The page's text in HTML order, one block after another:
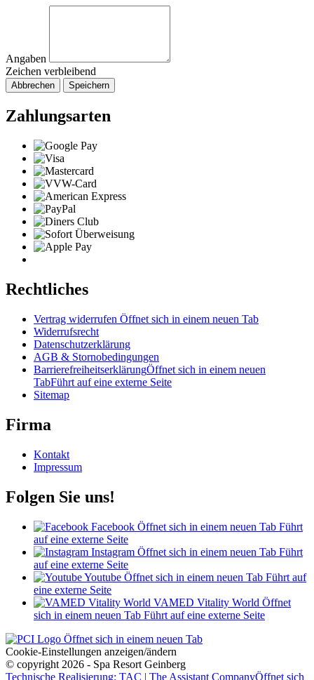
Angaben
Zeichen verbleibend
Abbrechen Speichern
Zahlungsarten
Rechtliches
Vertrag widerrufen Öffnet sich in einem neuen Tab
Widerrufsrecht
Datenschutzerklärung
AGB & Stornobedingungen
BarrierefreiheitserklärungÖffnet sich in einem neuen
TabFührt auf eine externe Seite
Sitemap
Firma
Kontakt
Impressum
Folgen Sie uns!
Facebook Öffnet sich in einem neuen Tab Führt
auf eine externe Seite
Instagram Öffnet sich in einem neuen Tab Führt
auf eine externe Seite
Youtube Öffnet sich in einem neuen Tab Führt auf
eine externe Seite
VAMED Vitality World Öffnet
sich in einem neuen Tab Führt auf eine externe Seite
Öffnet sich in einem neuen Tab
Cookie-Einstellungen anzeigen/ändern
© copyright 2026 - Spa Resort Geinberg
Technische Realisierung: TAC | The Assistant CompanyÖffnet sich